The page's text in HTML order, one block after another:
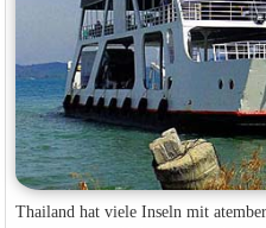
Thailand hat viele Inseln mit